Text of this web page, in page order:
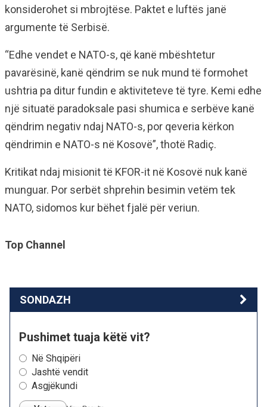
konsiderohet si mbrojtëse. Paktet e luftës janë
argumente të Serbisë.
“Edhe vendet e NATO-s, që kanë mbështetur
pavarësinë, kanë qëndrim se nuk mund të formohet
ushtria pa ditur fundin e aktiviteteve të tyre. Kemi edhe
një situatë paradoksale pasi shumica e serbëve kanë
qëndrim negativ ndaj NATO-s, por qeveria kërkon
qëndrimin e NATO-s në Kosovë”, thotë Radiç.
Kritikat ndaj misionit të KFOR-it në Kosovë nuk kanë
munguar. Por serbët shprehin besimin vetëm tek
NATO, sidomos kur bëhet fjalë për veriun.
Top Channel
SONDAZH
Pushimet tuaja këtë vit?
Në Shqipëri
Jashtë vendit
Asgjëkundi